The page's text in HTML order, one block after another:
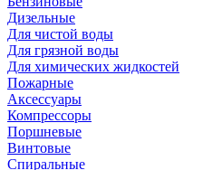
Дизельные
Для чистой воды
Для грязной воды
Для химических жидкостей
Пожарные
Аксессуары
Компрессоры
Поршневые
Винтовые
Спиральные